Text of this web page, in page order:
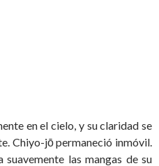
en el cielo, y su claridad se
Chiyo-jō permaneció inmóvil.
las mangas de su